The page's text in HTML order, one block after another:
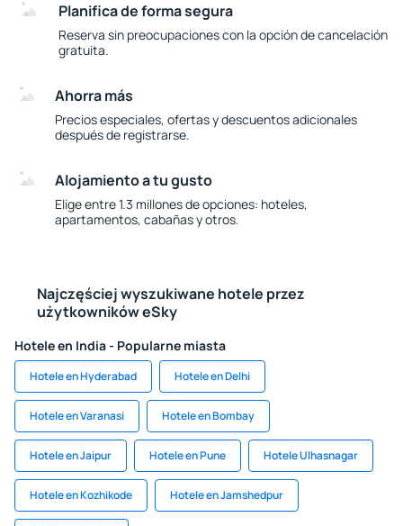
Planifica de forma segura
Reserva sin preocupaciones con la opción de cancelación
gratuita.
Ahorra más
Precios especiales, ofertas y descuentos adicionales
después de registrarse.
Alojamiento a tu gusto
Elige entre 1.3 millones de opciones: hoteles,
apartamentos, cabañas y otros.
Najczęściej wyszukiwane hotele przez
użytkowników eSky
Hotele en India - Popularne miasta
Hotele en Hyderabad Hotele en Delhi
Hotele en Varanasi Hotele en Bombay
Hotele en Jaipur Hotele en Pune Hotele Ulhasnagar
Hotele en Kozhikode Hotele en Jamshedpur